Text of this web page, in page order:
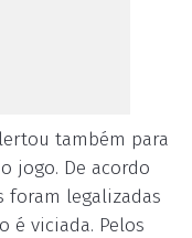
também para
jogo. De acordo
foram legalizadas
é viciada. Pelos